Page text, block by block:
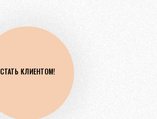
СТАТЬ КЛИЕНТОМ!